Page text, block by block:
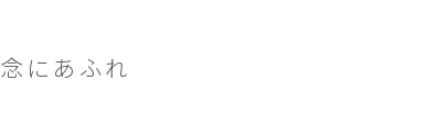
にあふれ